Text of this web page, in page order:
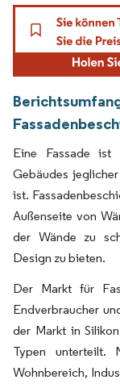
Eine Fassade ist
Gebäudes
ist.
Außenseite von
der Wände zu
Design zu bieten.
Der Markt für
Endverbraucher
der Markt in
Typen unterteilt.
Wohnbereich,